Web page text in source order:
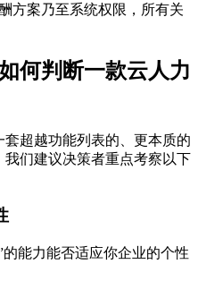
方案乃至系统权限，所有关
何判断一款云人力
超越功能列表的、更本质的
们建议决策者重点考察以下
能力能否适应你企业的个性